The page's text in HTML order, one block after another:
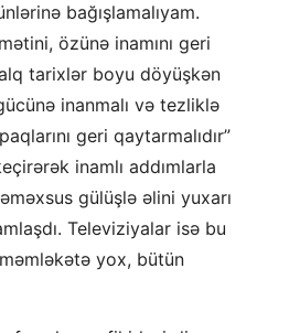
bağışlamalıyam.
özünə inamını geri
tarixlər boyu döyüşkən
inanmalı və tezliklə
geri qaytarmalıdır”
inamlı addımlarla
gülüşlə əlini yuxarı
Televiziyalar isə bu
yox, bütün